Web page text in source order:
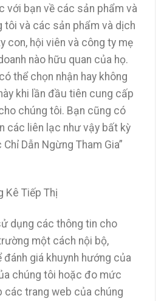
với bạn về các sản phẩm và
tôi và các sản phẩm và dịch
con, hội viên và công ty mẹ
nào hữu quan của họ.
thể chọn nhận hay không
khi lần đầu tiên cung cấp
chúng tôi. Bạn cũng có
các liên lạc như vậy bất kỳ
Chỉ Dẫn Ngừng Tham Gia”
Kê Tiếp Thị
dụng các thông tin cho
một cách nội bộ,
đánh giá khuynh hướng của
chúng tôi hoặc đo mức
các trang web của chúng